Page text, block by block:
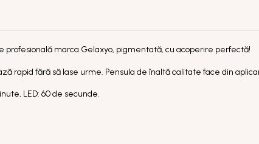
profesională marca Gelaxyo, pigmentată, cu acoperire perfectă!
rapid fără să lase urme. Pensula de înaltă calitate face din
LED: 60 de secunde.